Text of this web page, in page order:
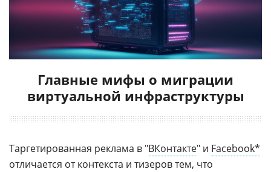
Главные мифы о миграции
виртуальной инфраструктуры
Таргетированная реклама в "ВКонтакте" и Facebook*
отличается от контекста и тизеров тем, что